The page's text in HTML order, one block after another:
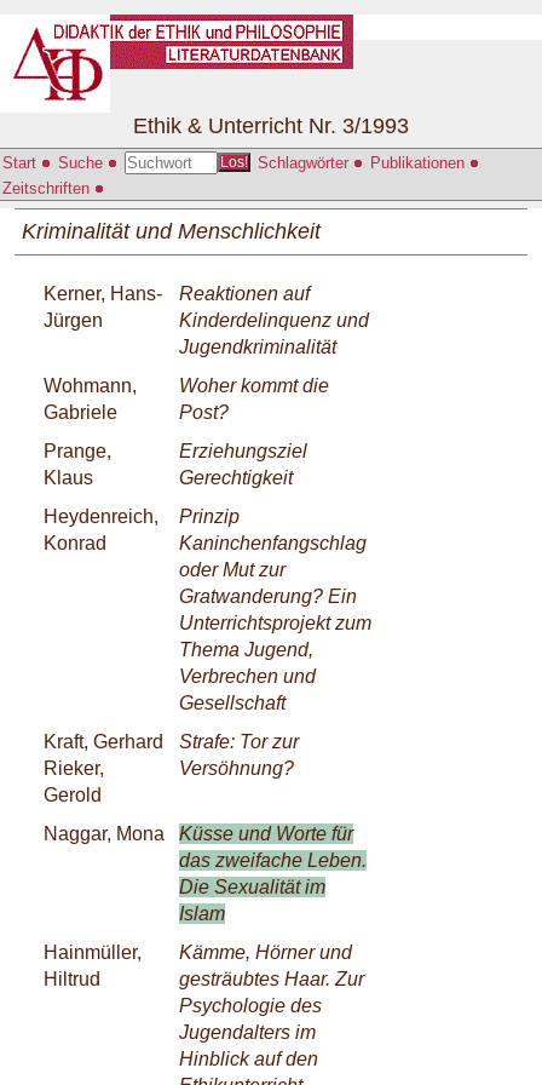
Start Suche Los! Schlagwörter
Publikationen
Zeitschriften
Ethik & Unterricht Nr. 3/1993
Kriminalität und Menschlichkeit
Kerner, Hans-
Jürgen
Reaktionen auf
Kinderdelinquenz und
Jugendkriminalität
Wohmann,
Gabriele
Woher kommt die
Post?
Prange,
Klaus
Erziehungsziel
Gerechtigkeit
Heydenreich,
Konrad
Prinzip
Kaninchenfangschlag
oder Mut zur
Gratwanderung? Ein
Unterrichtsprojekt zum
Thema Jugend,
Verbrechen und
Gesellschaft
Kraft, Gerhard
Rieker,
Gerold
Strafe: Tor zur
Versöhnung?
Naggar, Mona
Küsse und Worte für
das zweifache Leben.
Die Sexualität im
Islam
Hainmüller,
Hiltrud
Kämme, Hörner und
gesträubtes Haar. Zur
Psychologie des
Jugendalters im
Hinblick auf den